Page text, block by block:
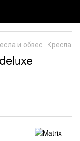
и обвес Кресла